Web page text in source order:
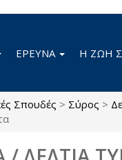
ΕΡΕΥΝΑ Η ΖΩΗ
Σπουδές > Σύρος >